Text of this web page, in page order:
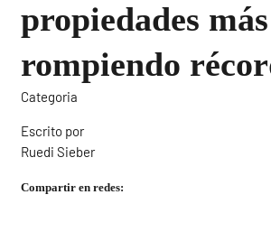
propiedades
rompiendo
Categoria
Escrito por
Ruedi Sieber
Compartir en redes: